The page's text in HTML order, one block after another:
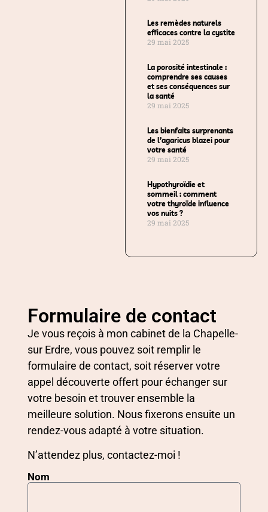
Les remèdes naturels
efficaces contre la cystite
29 mai 2025
La porosité intestinale :
comprendre ses causes
et ses conséquences sur
la santé
29 mai 2025
Les bienfaits surprenants
de l’agaricus blazei pour
votre santé
29 mai 2025
Hypothyroïdie et
sommeil : comment
votre thyroïde influence
vos nuits ?
29 mai 2025
Formulaire de contact
Je vous reçois à mon cabinet de la Chapelle-
sur Erdre, vous pouvez soit remplir le
formulaire de contact, soit réserver votre
appel découverte offert pour échanger sur
votre besoin et trouver ensemble la
meilleure solution. Nous fixerons ensuite un
rendez-vous adapté à votre situation.
N’attendez plus, contactez-moi !
Nom